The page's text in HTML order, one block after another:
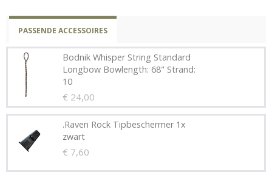
PASSENDE ACCESSOIRES
Bodnik Whisper String Standard
Longbow Bowlength: 68" Strand:
10
€ 24,00
.Raven Rock Tipbeschermer 1x
zwart
€ 7,60